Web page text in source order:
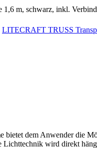
m, schwarz, inkl.
LITECRAFT TRUSS
dem Anwender die
Lichttechnik wird direkt